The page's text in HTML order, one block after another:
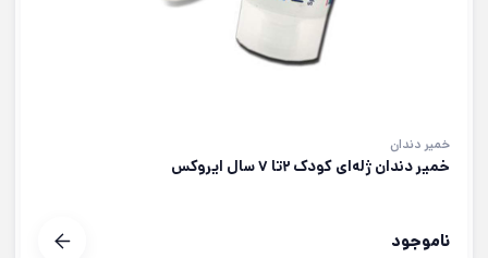
خمیر دندان
خمیر دندان ژله‌ای کودک ۲تا ۷ سال ایروکس
ناموجود